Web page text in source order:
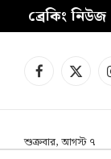
ব্রেকিং নিউজ
Facebook
X
শুক্রবার, আগস্ট ৭